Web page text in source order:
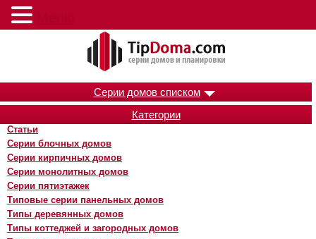
Серии домов списком
Категории
Статьи
Серии блочных домов
Серии кирпичных домов
Серии монолитных домов
Серии пятиэтажек
Типовые серии панельных домов
Типы деревянных домов
Типы коттеджей и загородных домов